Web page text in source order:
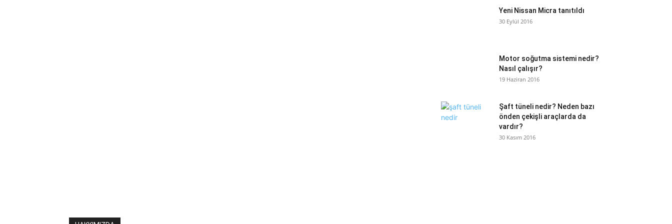
Yeni Nissan Micra tanıtıldı
30 Eylül 2016
Motor soğutma sistemi nedir?
Nasıl çalışır?
19 Haziran 2016
Şaft tüneli nedir? Neden bazı
önden çekişli araçlarda da
vardır?
30 Kasım 2016